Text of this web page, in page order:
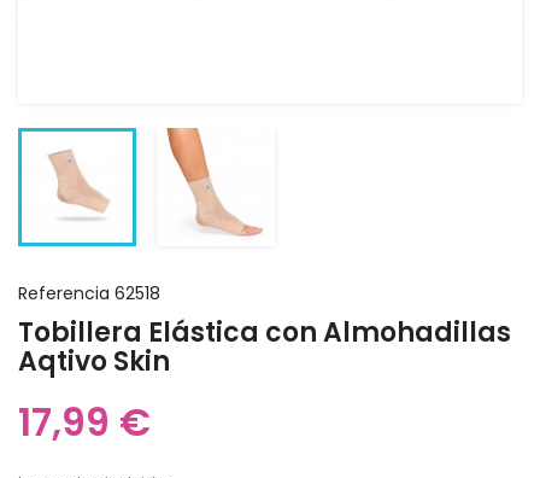
Referencia 62518
Tobillera Elástica con Almohadillas
Aqtivo Skin
17,99 €